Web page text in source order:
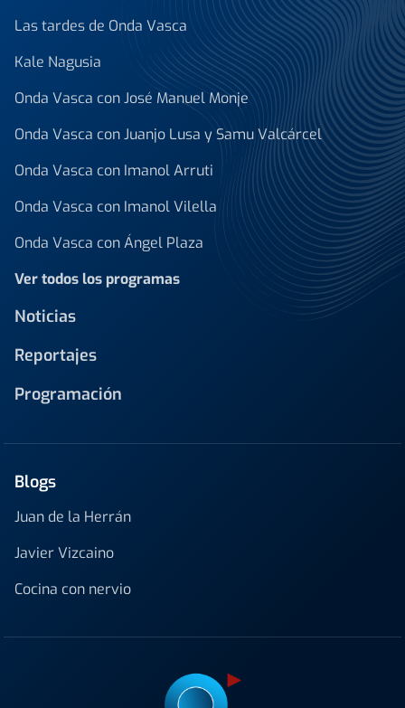
Las tardes de Onda Vasca
Kale Nagusia
Onda Vasca con José Manuel Monje
Onda Vasca con Juanjo Lusa y Samu Valcárcel
Onda Vasca con Imanol Arruti
Onda Vasca con Imanol Vilella
Onda Vasca con Ángel Plaza
Ver todos los programas
Noticias
Reportajes
Programación
Blogs
Juan de la Herrán
Javier Vizcaino
Cocina con nervio